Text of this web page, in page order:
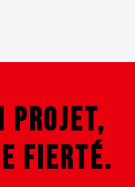
PROJET,
FIERTÉ.